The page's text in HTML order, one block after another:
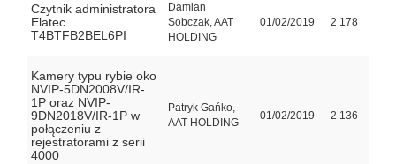
Czytnik administratora
Elatec
T4BTFB2BEL6PI
Damian
Sobczak, AAT
HOLDING
01/02/2019 2 178
Kamery typu rybie oko
NVIP-5DN2008V/IR-
1P oraz NVIP-
9DN2018V/IR-1P w
połączeniu z
rejestratorami z serii
4000
Patryk Gańko,
AAT HOLDING
01/02/2019 2 136